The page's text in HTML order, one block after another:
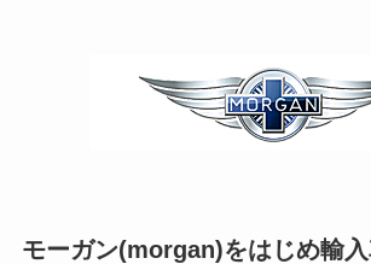
モーガン(morgan)をはじめ輸